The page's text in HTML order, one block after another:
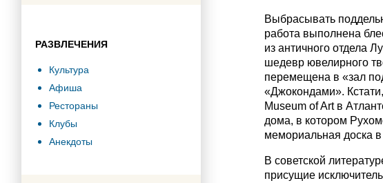
РАЗВЛЕЧЕНИЯ
Культура
Афиша
Рестораны
Клубы
Анекдоты
Выбрасывать
работа выполнена
из античного отдела
шедевр ювелирного
перемещена в «зал
«Джокондами».
Museum of Art в
дома, в котором
мемориальная доска в
В советской
присущие